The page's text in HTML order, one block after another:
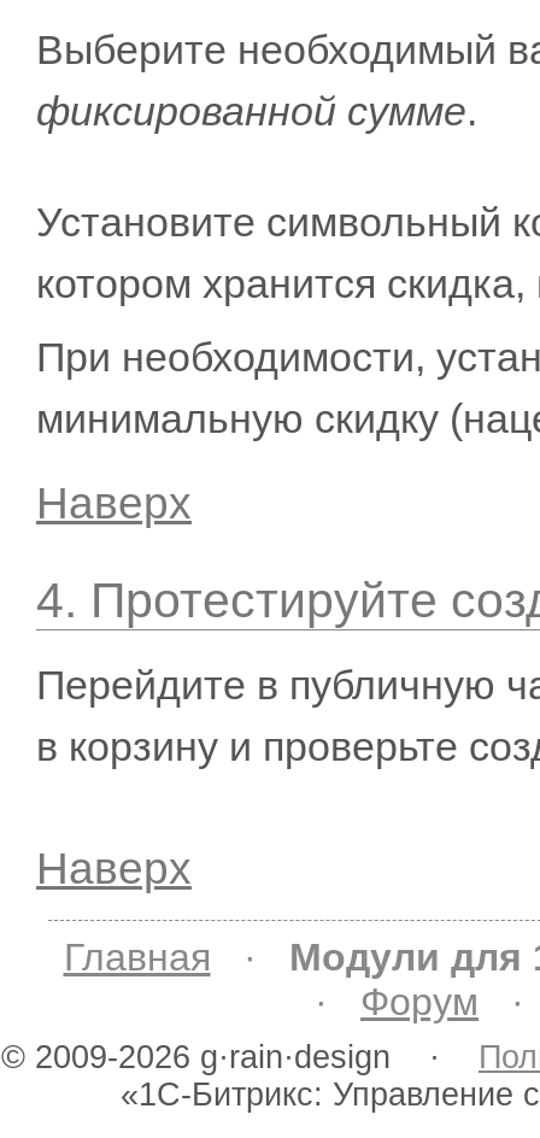
Выберите необходимый
фиксированной сумме.
Установите символьный
котором хранится
При необходимости,
минимальную скидку
Наверх
4. Протестируйте
Перейдите в публичную
в корзину и проверьте
Наверх
Главная · Модули для
· Форум
© 2009-2026 g·rain·design ·
«1С-Битрикс: Управление